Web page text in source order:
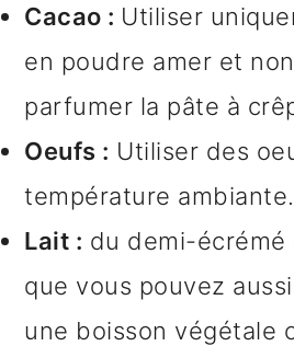
Cacao : Utiliser
en poudre amer et
parfumer la pâte à
Oeufs : Utiliser des
température ambiante.
Lait : du demi-
que vous pouvez
une boisson végétale